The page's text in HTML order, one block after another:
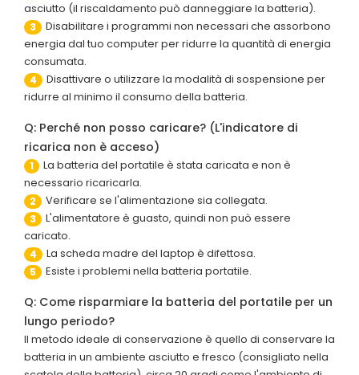
asciutto (il riscaldamento può danneggiare la batteria).
3
Disabilitare i programmi non necessari che assorbono
energia dal tuo computer per ridurre la quantità di energia
consumata.
4
Disattivare o utilizzare la modalità di sospensione per
ridurre al minimo il consumo della batteria.
Q: Perché non posso caricare? (L'indicatore di
ricarica non è acceso)
1
La batteria del portatile è stata caricata e non è
necessario ricaricarla.
2 Verificare se l'alimentazione sia collegata.
3
L'alimentatore è guasto, quindi non può essere
caricato.
4 La scheda madre del laptop è difettosa.
5 Esiste i problemi nella batteria portatile.
Q: Come risparmiare la batteria del portatile per un
lungo periodo?
Il metodo ideale di conservazione è quello di conservare la
batteria in un ambiente asciutto e fresco (consigliato nella